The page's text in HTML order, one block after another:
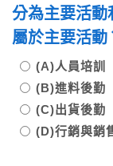
分為主要活動
屬於主要活
(A)人員培訓
(B)進料後勤
(C)出貨後勤
(D)行銷與銷